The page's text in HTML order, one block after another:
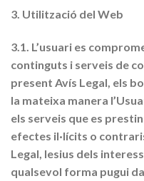
3. Utilització del Web
3.1. L’usuari es
continguts i serveis de
present Avís Legal, els
la mateixa manera
els serveis que es
efectes il·lícits o
Legal, lesius dels
qualsevol forma pugui